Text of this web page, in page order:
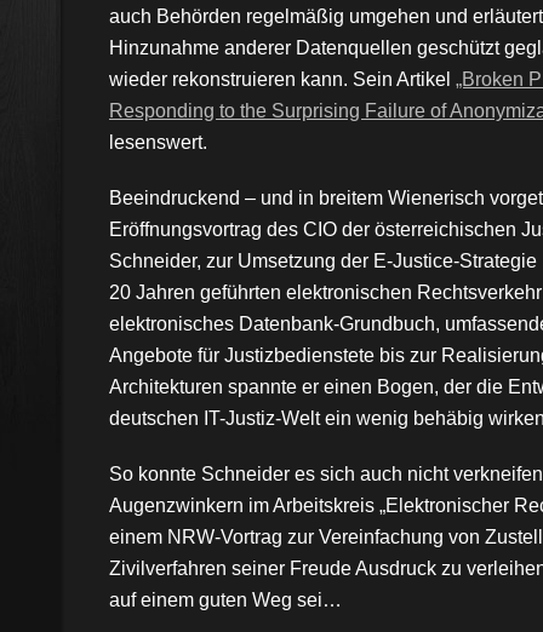
auch Behörden regelmäßig umgehen und
Hinzunahme anderer Datenquellen geschützt
wieder rekonstruieren kann. Sein Artikel „Broken
Responding to the Surprising Failure of
lesenswert.
Beeindruckend – und in breitem Wienerisch
Eröffnungsvortrag des CIO der österreichischen
Schneider, zur Umsetzung der E-Justice-
20 Jahren geführten elektronischen
elektronisches Datenbank-Grundbuch,
Angebote für Justizbedienstete bis zur
Architekturen spannte er einen Bogen, der die
deutschen IT-Justiz-Welt ein wenig behäbig
So konnte Schneider es sich auch nicht
Augenzwinkern im Arbeitskreis „Elektronischer
einem NRW-Vortrag zur Vereinfachung von
Zivilverfahren seiner Freude Ausdruck zu
auf einem guten Weg sei…